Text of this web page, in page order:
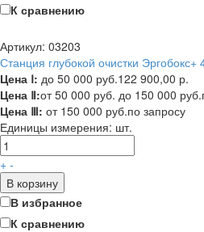
К сравнению
Артикул: 03203
Станция глубокой очистки Эргобокс+
Цена Ⅰ: до 50 000 руб.122 900,00 р.
Цена Ⅱ:от 50 000 руб. до 150 000 руб.
Цена Ⅲ: от 150 000 руб.по запросу
Единицы измерения: шт.
+ -
В корзину
В избранное
К сравнению